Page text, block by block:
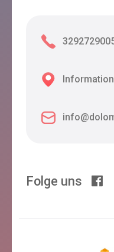
Folge uns